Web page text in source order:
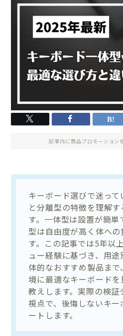
記事内に商品プロモーション
キーボード選びで迷っ
と分離型の特徴を理解
す。一体型は設置が簡
型は自由度が高く体へ
す。この記事では5年以
ュー経験に基づき、用
体的なおすすめ製品ま
境に最適なキーボード
教えします。実際の検
視点で、後悔しないキ
ートします。